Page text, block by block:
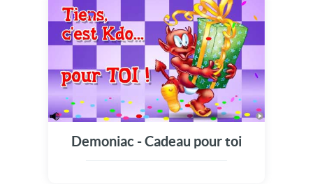
Demoniac - Cadeau pour toi